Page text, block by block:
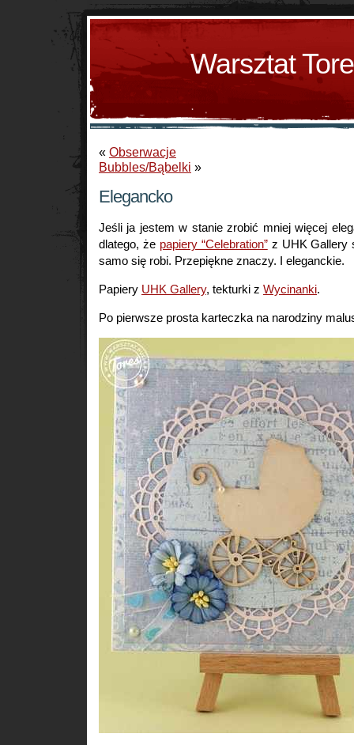
Warsztat
« Obserwacje
Bubbles/Bąbelki »
Elegancko
Jeśli ja jestem w stanie zrobić mniej więcej
dlatego, że papiery “Celebration”z UHK Gallery
samo się robi. Przepiękne znaczy. I eleganckie.
Papiery UHK Gallery, tekturki z Wycinanki.
Po pierwsze prosta karteczka na narodziny